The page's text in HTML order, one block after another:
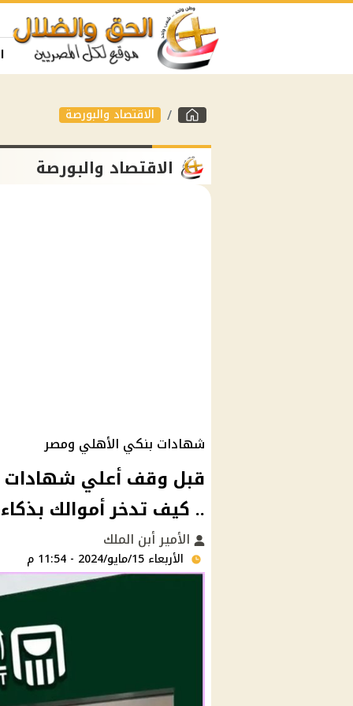
الاقتصاد والبورصة
الاقتصاد والبورصة
شهادات بنكي الأهلي ومصر
.. كيف تدخر أموالك بذكاء
الأمير أبن الملك
الأربعاء 15/مايو/2024 - 11:54 م